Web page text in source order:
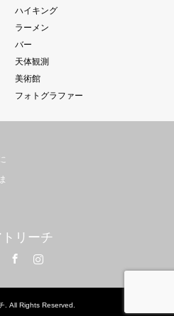
ハイキング
ラーメン
バー
天体観測
美術館
フォトグラファー
リーチ
. All Rights Reserved.